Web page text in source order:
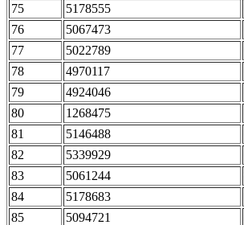
75 5178555
76 5067473
77 5022789
78 4970117
79 4924046
80 1268475
81 5146488
82 5339929
83 5061244
84 5178683
85 5094721